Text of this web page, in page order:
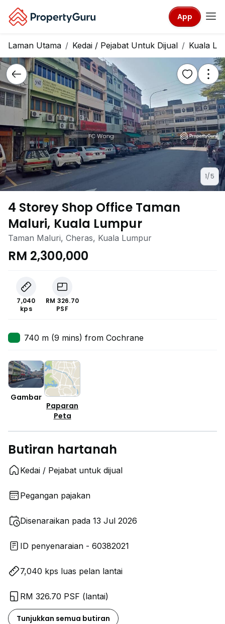
App
Laman Utama Kedai / Pejabat Untuk Dijual Kuala
1/5
4 Storey Shop Office Taman
Maluri, Kuala Lumpur
Taman Maluri, Cheras, Kuala Lumpur
RM 2,300,000
7,040
kps
RM 326.70
PSF
740 m (9 mins) from Cochrane
Gambar
Paparan
Peta
Butiran hartanah
Kedai / Pejabat untuk dijual
Pegangan pajakan
Disenaraikan pada 13 Jul 2026
ID penyenaraian - 60382021
7,040 kps luas pelan lantai
RM 326.70 PSF (lantai)
Tunjukkan semua butiran